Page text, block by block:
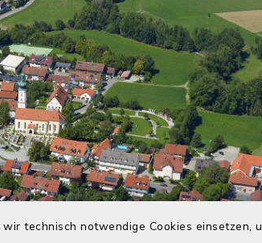
technisch notwendige Cookies